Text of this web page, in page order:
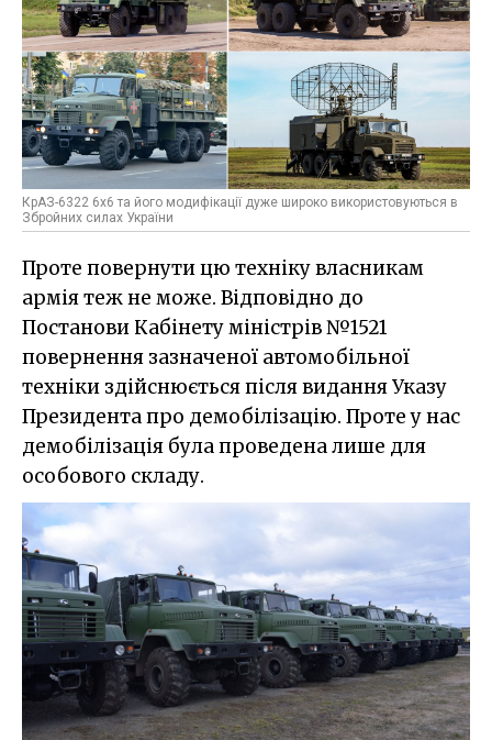
КрАЗ-6322 6х6 та його модифікації дуже широко використовуються в
Збройних силах України
Проте повернути цю техніку власникам
армія теж не може. Відповідно до
Постанови Кабінету міністрів №1521
повернення зазначеної автомобільної
техніки здійснюється після видання Указу
Президента про демобілізацію. Проте у нас
демобілізація була проведена лише для
особового складу.